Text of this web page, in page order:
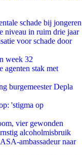
schade bij jongeren
niveau in ruim drie jaar
voor schade door
week 32
agenten stak met
burgemeester Depla
'stigma op
vier gewonden
alcoholmisbruik
ambassadeur naar